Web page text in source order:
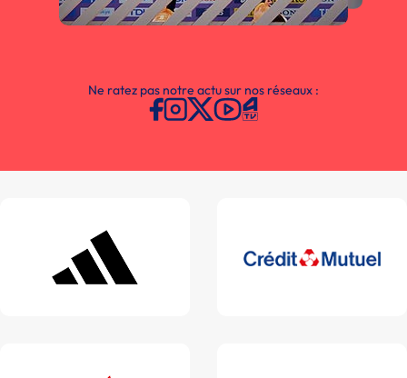
Ne ratez pas notre actu sur nos réseaux :